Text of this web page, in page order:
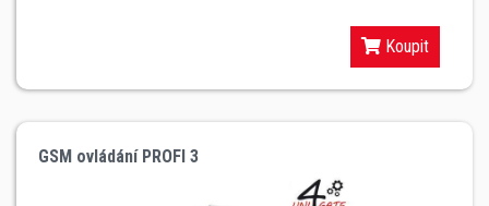
Koupit
GSM ovládání PROFI 3